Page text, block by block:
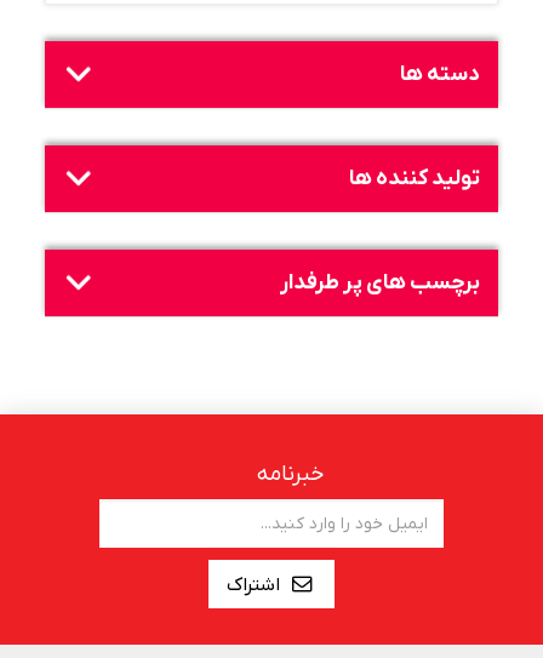
دسته ها
تولید کننده ها
برچسب های پر طرفدار
خبرنامه
اشتراک